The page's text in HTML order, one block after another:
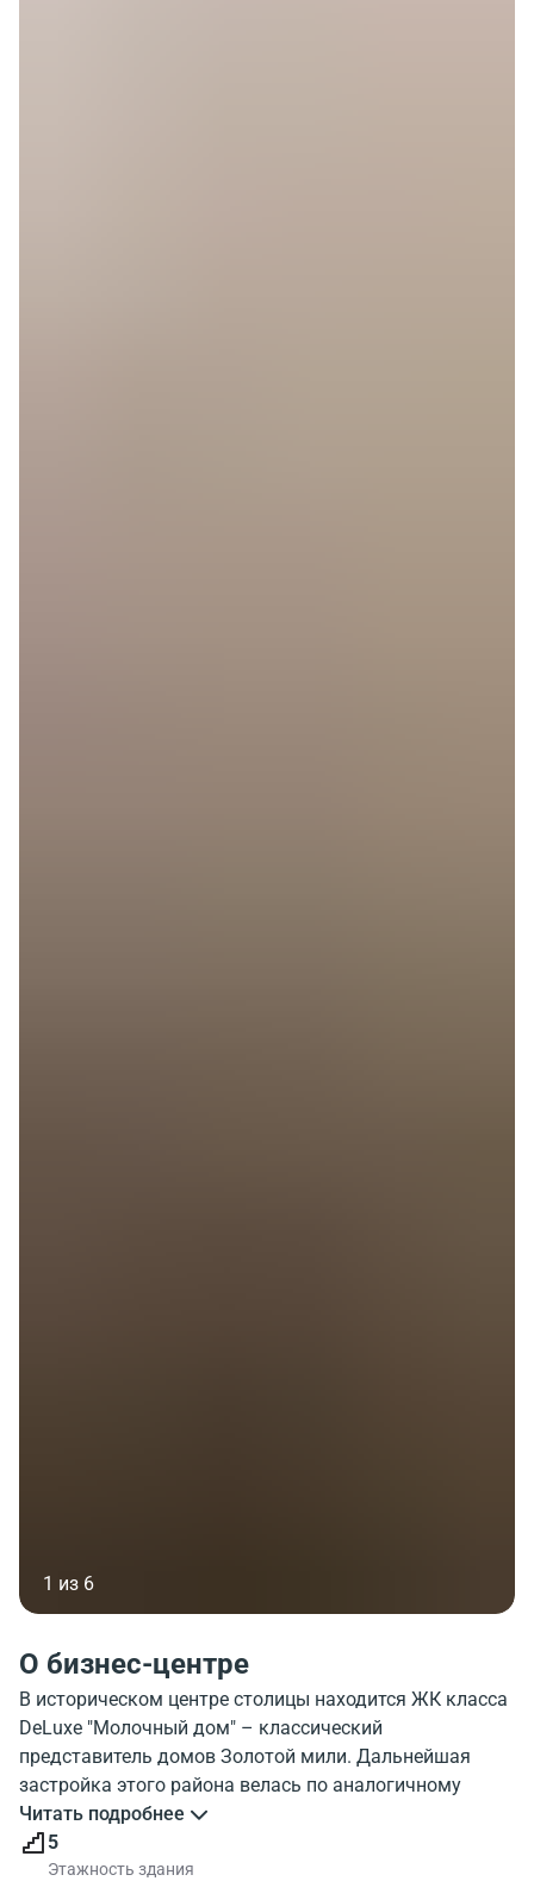
1 из 6
О бизнес-центре
В историческом центре столицы находится ЖК класса
DeLuxe "Молочный дом" – классический
представитель домов Золотой мили. Дальнейшая
застройка этого района велась по аналогичному
стандарту. Жилой комплекс "Молочный дом" имеет
выразительный фасад в форме дуги, что отличает его
от остальных застроек.
Читать подробнее
5
Этажность здания